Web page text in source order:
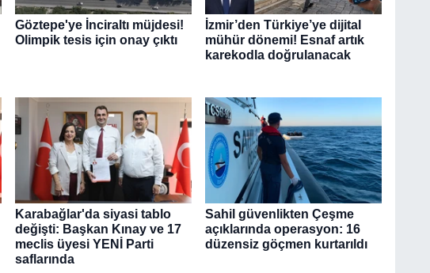
Göztepe'ye İnciraltı müjdesi!
Olimpik tesis için onay çıktı
İzmir’den Türkiye’ye dijital
mühür dönemi! Esnaf artık
karekodla doğrulanacak
Karabağlar'da siyasi tablo
değişti: Başkan Kınay ve 17
meclis üyesi YENİ Parti
saflarında
Sahil güvenlikten Çeşme
açıklarında operasyon: 16
düzensiz göçmen kurtarıldı